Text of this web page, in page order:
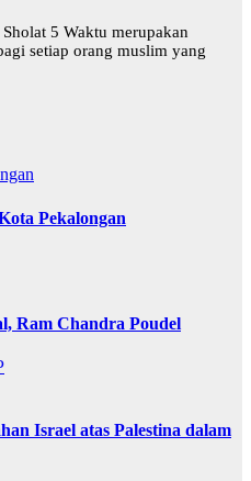
5 Waktu merupakan
setiap orang muslim yang
Pekalongan
Ram Chandra Poudel
Israel atas Palestina dalam